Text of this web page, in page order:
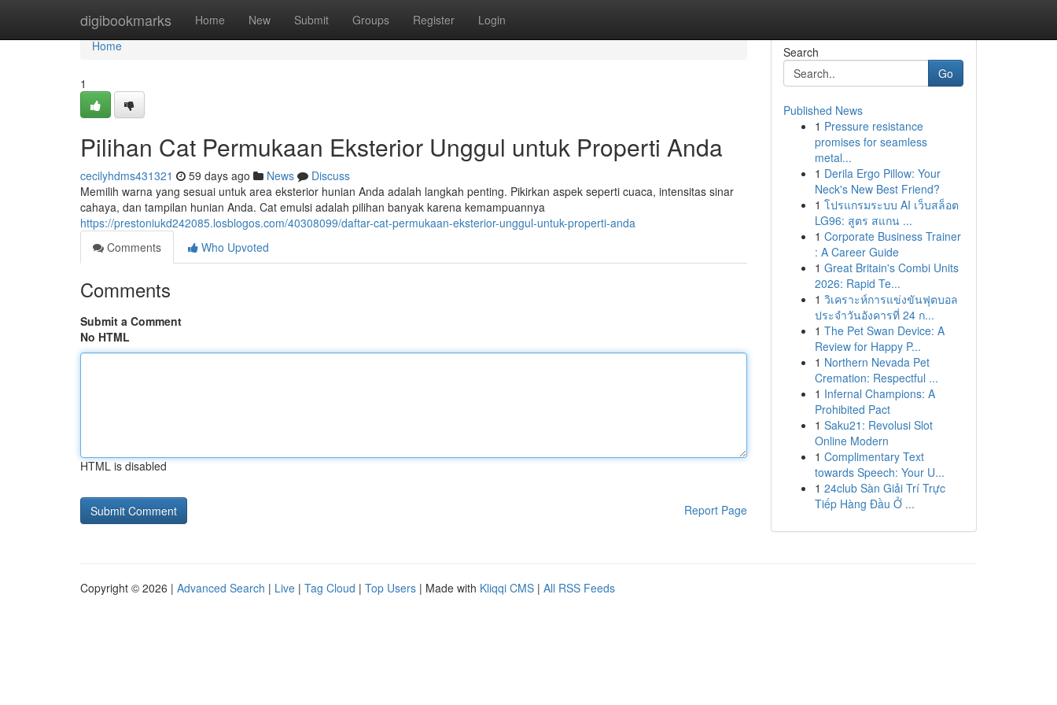
digibookmarks Home New Submit Groups Register Login
Home
Home
1
Pilihan Cat Permukaan Eksterior Unggul untuk Properti Anda
cecilyhdms431321 59 days ago News
Discuss
Memilih warna yang sesuai untuk area eksterior hunian Anda adalah langkah penting. Pikirkan aspek seperti cuaca, intensitas sinar
cahaya, dan tampilan hunian Anda. Cat emulsi adalah pilihan banyak karena kemampuannya
https://prestoniukd242085.losblogos.com/40308099/daftar-cat-permukaan-eksterior-unggul-untuk-properti-anda
Comments
Who Upvoted
Comments
Submit a Comment
No HTML
HTML is disabled
Report Page
Search
Go
Published News
1 Pressure resistance
promises for seamless
metal...
1 Derila Ergo Pillow: Your
Neck's New Best Friend?
1 โปรแกรมระบบ AI เว็บสล็อต
LG96: สูตร สแกน ...
1 Corporate Business Trainer
: A Career Guide
1 Great Britain's Combi Units
2026: Rapid Te...
1 วิเคราะห์การแข่งขันฟุตบอล
ประจำวันอังคารที่ 24 ก...
1 The Pet Swan Device: A
Review for Happy P...
1 Northern Nevada Pet
Cremation: Respectful ...
1 Infernal Champions: A
Prohibited Pact
1 Saku21: Revolusi Slot
Online Modern
1 Complimentary Text
towards Speech: Your U...
1 24club Sàn Giải Trí Trực
Tiếp Hàng Đầu Ở ...
Copyright © 2026 | Advanced Search | Live | Tag Cloud | Top Users | Made with Kliqqi CMS | All RSS Feeds